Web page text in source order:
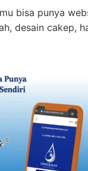
bisa punya
desain cakep,